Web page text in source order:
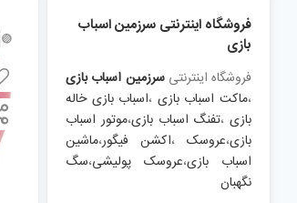
فروشگاه اینترنتی سرزمین اسباب
بازی
فروشگاه اینترنتیسرزمین اسباب بازی
،ماکت اسباب بازی ،اسباب بازی خاله
بازی،تفنگ اسباب بازی،موتور اسباب
بازی،عروسک،اکشن فیگور،ماشین
اسباب بازی،عروسک پولیشی،سگ
نگهبان